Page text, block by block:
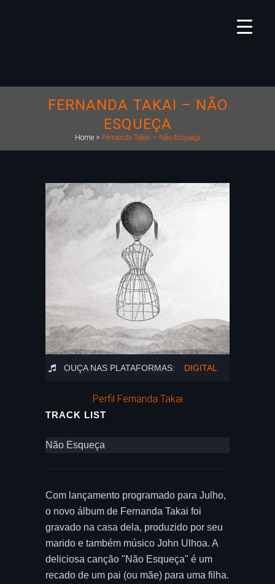
FERNANDA TAKAI – NÃO
ESQUEÇA
Home > Fernanda Takai – Não Esqueça
OUÇA NAS PLATAFORMAS: DIGITAL
Perfil Fernanda Takai
TRACK LIST
Não Esqueça
Com lançamento programado para Julho,
o novo álbum de Fernanda Takai foi
gravado na casa dela, produzido por seu
marido e também músico John Ulhoa. A
deliciosa canção "Não Esqueça" é um
recado de um pai (ou mãe) para uma filha.